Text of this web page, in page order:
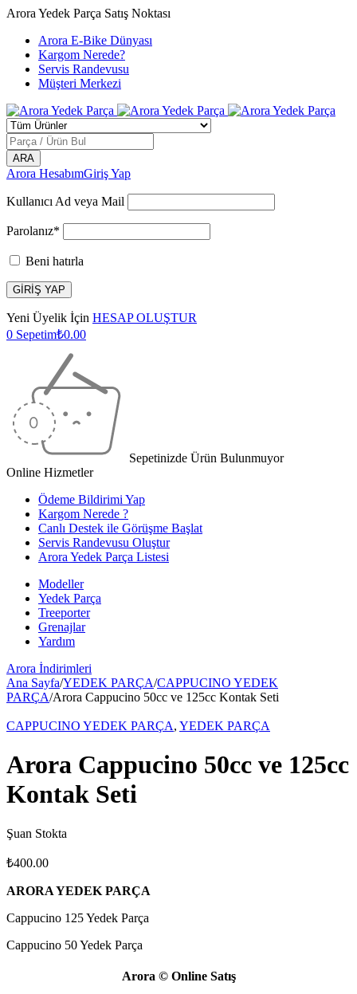
Arora Yedek Parça Satış Noktası
Arora E-Bike Dünyası
Kargom Nerede?
Servis Randevusu
Müşteri Merkezi
Arora HesabımGiriş Yap
Kullanıcı Ad veya Mail
Parolanız*
Beni hatırla
Yeni Üyelik İçin HESAP OLUŞTUR
0 Sepetim₺0.00
Sepetinizde Ürün Bulunmuyor
Online Hizmetler
Ödeme Bildirimi Yap
Kargom Nerede ?
Canlı Destek ile Görüşme Başlat
Servis Randevusu Oluştur
Arora Yedek Parça Listesi
Modeller
Yedek Parça
Treeporter
Grenajlar
Yardım
Arora İndirimleri
Ana Sayfa/YEDEK PARÇA/CAPPUCINO YEDEK
PARÇA/Arora Cappucino 50cc ve 125cc Kontak Seti
CAPPUCINO YEDEK PARÇA, YEDEK PARÇA
Arora Cappucino 50cc ve 125cc
Kontak Seti
Şuan Stokta
₺400.00
ARORA YEDEK PARÇA
Cappucino 125 Yedek Parça
Cappucino 50 Yedek Parça
Arora © Online Satış